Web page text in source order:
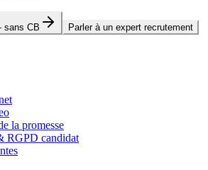
sans CB Parler à un expert recrutement
la promesse
RGPD candidat